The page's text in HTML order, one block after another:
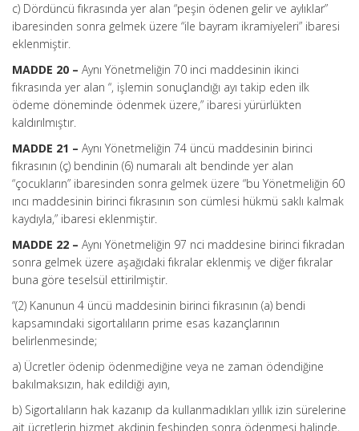
c) Dördüncü fıkrasında yer alan “peşin ödenen gelir ve aylıklar”
ibaresinden sonra gelmek üzere “ile bayram ikramiyeleri” ibaresi
eklenmiştir.
MADDE 20 – Aynı Yönetmeliğin 70 inci maddesinin ikinci
fıkrasında yer alan “, işlemin sonuçlandığı ayı takip eden ilk
ödeme döneminde ödenmek üzere,” ibaresi yürürlükten
kaldırılmıştır.
MADDE 21 – Aynı Yönetmeliğin 74 üncü maddesinin birinci
fıkrasının (ç) bendinin (6) numaralı alt bendinde yer alan
“çocukların” ibaresinden sonra gelmek üzere “bu Yönetmeliğin 60
ıncı maddesinin birinci fıkrasının son cümlesi hükmü saklı kalmak
kaydıyla,” ibaresi eklenmiştir.
MADDE 22 – Aynı Yönetmeliğin 97 nci maddesine birinci fıkradan
sonra gelmek üzere aşağıdaki fıkralar eklenmiş ve diğer fıkralar
buna göre teselsül ettirilmiştir.
“(2) Kanunun 4 üncü maddesinin birinci fıkrasının (a) bendi
kapsamındaki sigortalıların prime esas kazançlarının
belirlenmesinde;
a) Ücretler ödenip ödenmediğine veya ne zaman ödendiğine
bakılmaksızın, hak edildiği ayın,
b) Sigortalıların hak kazanıp da kullanmadıkları yıllık izin sürelerine
ait ücretlerin hizmet akdinin feshinden sonra ödenmesi halinde,